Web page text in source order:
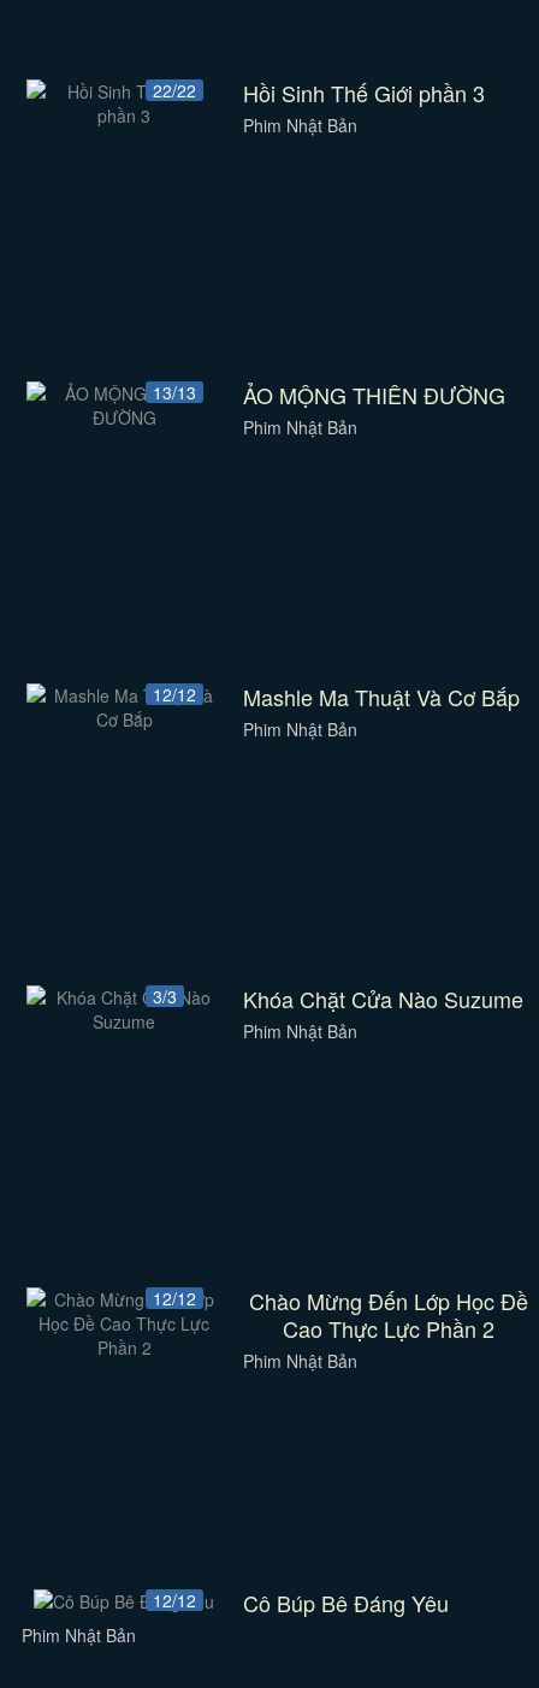
22/22 Hồi Sinh Thế Giới phần 3
Phim Nhật Bản
13/13 ẢO MỘNG THIÊN ĐƯỜNG
Phim Nhật Bản
12/12 Mashle Ma Thuật Và Cơ Bắp
Phim Nhật Bản
3/3 Khóa Chặt Cửa Nào Suzume
Phim Nhật Bản
12/12
Chào Mừng Đến Lớp Học Đề
Cao Thực Lực Phần 2
Phim Nhật Bản
12/12 Cô Búp Bê Đáng Yêu
Phim Nhật Bản